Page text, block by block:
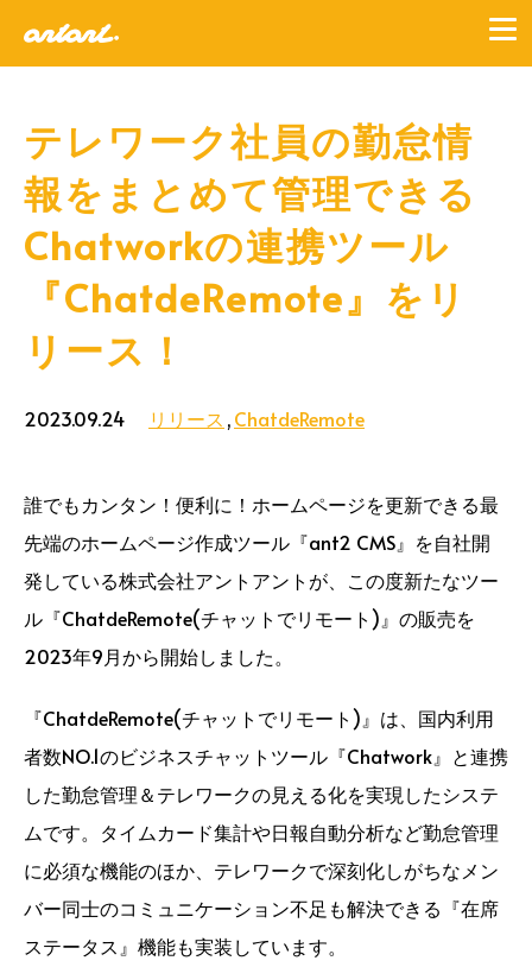
テレワーク社員の勤怠情
報をまとめて管理できる
Chatworkの連携ツール
『ChatdeRemote』をリ
リース！
2023.09.24 リリース ChatdeRemote
誰でもカンタン！便利に！ホームページを更新できる最
先端のホームページ作成ツール『ant2 CMS』を自社開
発している株式会社アントアントが、この度新たなツー
ル『ChatdeRemote(チャットでリモート)』の販売を
2023年9月から開始しました。
『ChatdeRemote(チャットでリモート)』は、国内利用
者数NO.1のビジネスチャットツール『Chatwork』と連携
した勤怠管理＆テレワークの見える化を実現したシステ
ムです。タイムカード集計や日報自動分析など勤怠管理
に必須な機能のほか、テレワークで深刻化しがちなメン
バー同士のコミュニケーション不足も解決できる『在席
ステータス』機能も実装しています。